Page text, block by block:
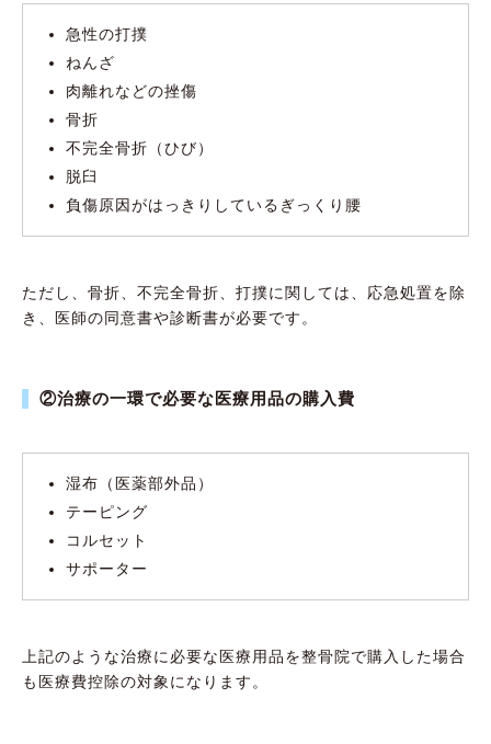
急性の打撲
ねんざ
肉離れなどの挫傷
骨折
不完全骨折（ひび）
脱臼
負傷原因がはっきりしているぎっくり腰
ただし、骨折、不完全骨折、打撲に関しては、応急処置を除
き、医師の同意書や診断書が必要です。
②治療の一環で必要な医療用品の購入費
湿布（医薬部外品）
テーピング
コルセット
サポーター
上記のような治療に必要な医療用品を整骨院で購入した場合
も医療費控除の対象になります。